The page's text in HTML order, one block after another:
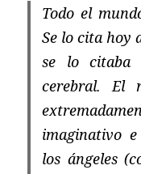
Todo el
Se lo cita hoy
se lo citaba
cerebral. El
imaginativo
los ángeles